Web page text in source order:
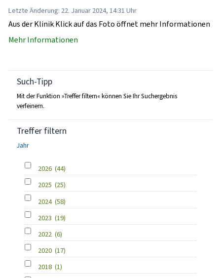
Letzte Änderung: 22. Januar 2024, 14:31 Uhr
Aus der Klinik Klick auf das Foto öffnet mehr Informationen
Mehr Informationen
Such-Tipp
Mit der Funktion »Treffer filtern« können Sie Ihr Suchergebnis
verfeinern.
Treffer filtern
Jahr
2026 (44)
2025 (25)
2024 (58)
2023 (19)
2022 (6)
2020 (17)
2018 (1)